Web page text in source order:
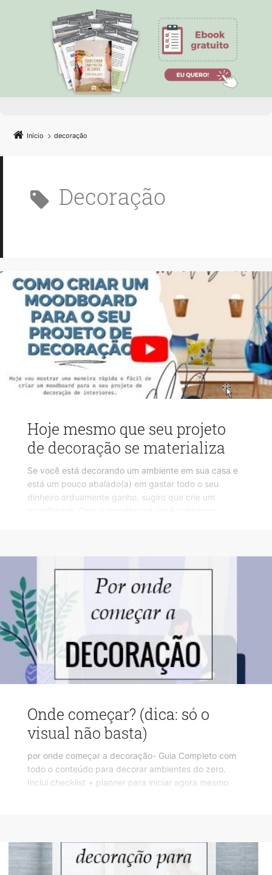
Início decoração
decoração
Hoje mesmo que seu projeto
de decoração se materializa
Se você está decorando um ambiente em sua casa e
está um pouco abalado(a) em gastar todo o seu
dinheiro arduamente ganho, sugiro que crie um
Onde começar? (dica: só o
visual não basta)
por onde começar a decoração- Guia Completo com
todo o conteúdo para decorar ambientes do zero.
Inclui checklist + planner para iniciar agora mesmo